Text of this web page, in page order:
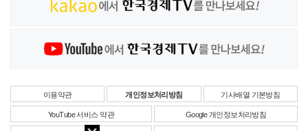
이용약관 개인정보처리방침 기사배열 기본방침
YouTube 서비스 약관 Google 개인정보처리방침